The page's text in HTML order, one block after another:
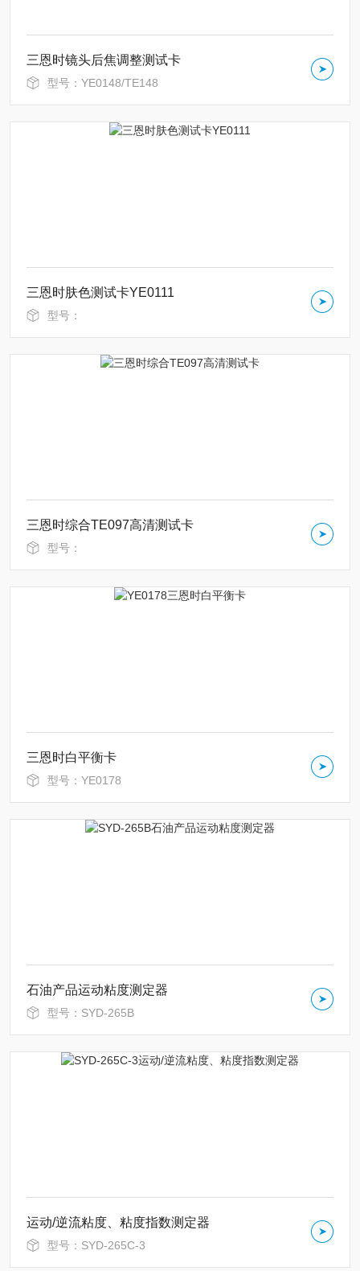
三恩时镜头后焦调整测试卡
型号：YE0148/TE148
三恩时肤色测试卡YE0111
型号：
三恩时综合TE097高清测试卡
型号：
三恩时白平衡卡
型号：YE0178
石油产品运动粘度测定器
型号：SYD-265B
运动/逆流粘度、粘度指数测定器
型号：SYD-265C-3